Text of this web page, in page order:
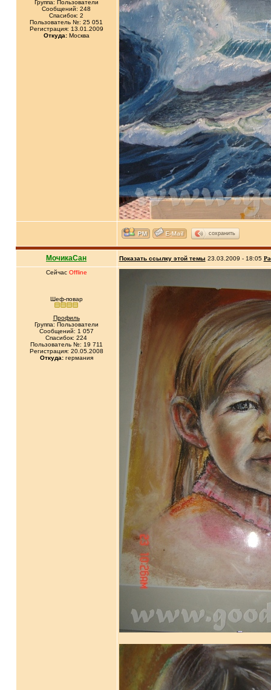
Группа: Пользователи
Сообщений: 248
Спасибок: 2
Пользователь №: 25 051
Регистрация: 13.01.2009
Откуда:Москва
сохранить
МочикаСан Показать ссылку этой темы 23.03.2009 - 18:05
Сейчас Offline
Шеф-повар
Профиль
Группа: Пользователи
Сообщений: 1 057
Спасибок: 224
Пользователь №: 19 711
Регистрация: 20.05.2008
Откуда:германия